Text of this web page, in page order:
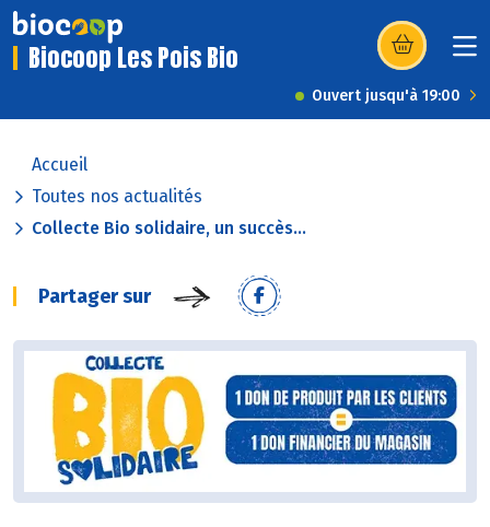
Biocoop Les Pois Bio (s’ouvre dans
Ouvert jusqu'à 19:00
Accueil
Toutes nos actualités
Collecte Bio solidaire, un succès...
Partager sur